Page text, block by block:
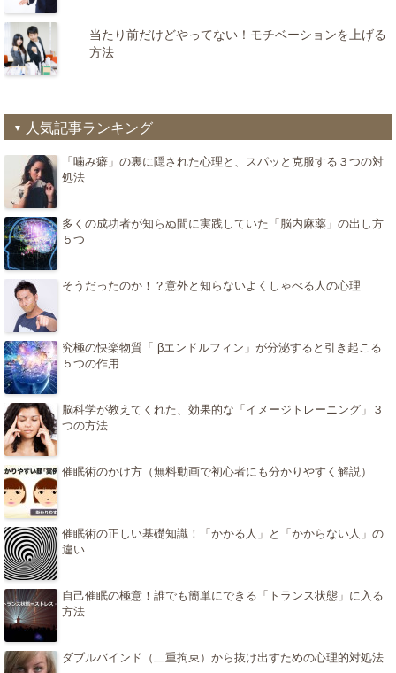
当たり前だけどやってない！モチベーションを上げる
方法
人気記事ランキング
「噛み癖」の裏に隠された心理と、スパッと克服する３つの対
処法
多くの成功者が知らぬ間に実践していた「脳内麻薬」の出し方
５つ
そうだったのか！？意外と知らないよくしゃべる人の心理
究極の快楽物質「 βエンドルフィン」が分泌すると引き起こる
５つの作用
脳科学が教えてくれた、効果的な「イメージトレーニング」３
つの方法
催眠術のかけ方（無料動画で初心者にも分かりやすく解説）
催眠術の正しい基礎知識！「かかる人」と「かからない人」の
違い
自己催眠の極意！誰でも簡単にできる「トランス状態」に入る
方法
ダブルバインド（二重拘束）から抜け出すための心理的対処法